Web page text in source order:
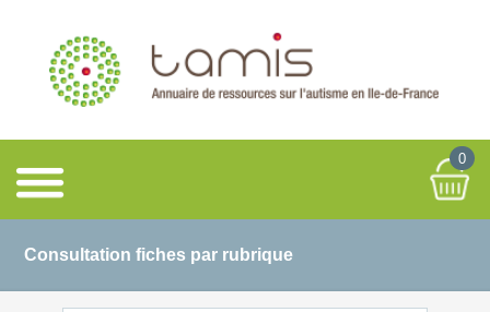
0
Consultation fiches par rubrique